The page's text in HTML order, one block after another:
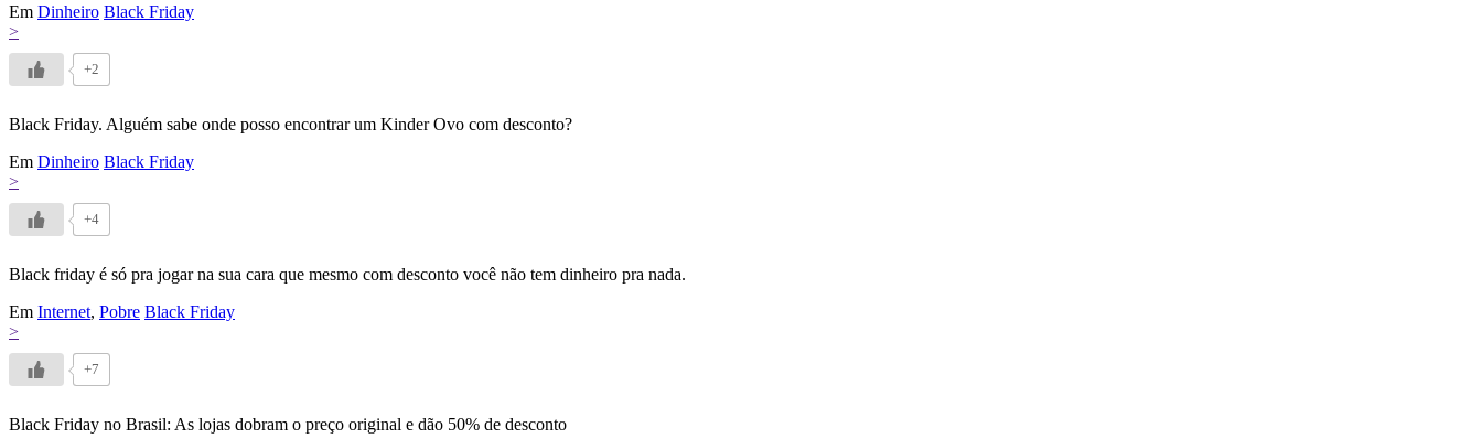
Em Dinheiro Black Friday
>
+2
Black Friday. Alguém sabe onde posso encontrar um Kinder Ovo com desconto?
Em Dinheiro Black Friday
>
+4
Black friday é só pra jogar na sua cara que mesmo com desconto você não tem dinheiro pra nada.
Em Internet, Pobre Black Friday
>
+7
Black Friday no Brasil: As lojas dobram o preço original e dão 50% de desconto